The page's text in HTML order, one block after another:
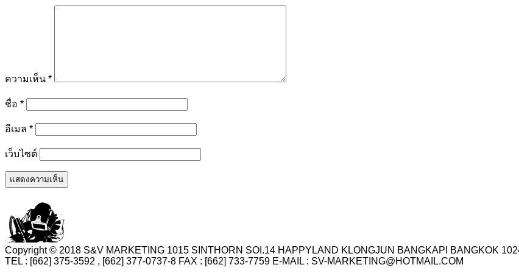
ความเห็น *
ชื่อ *
อีเมล *
เว็บไซต์
Copyright © 2018 S&V MARKETING 1015 SINTHORN SOI.14 HAPPYLAND KLONGJUN BANGKAPI BANGKOK
TEL : [662] 375-3592 , [662] 377-0737-8 FAX : [662] 733-7759 E-MAIL : SV-MARKETING@HOTMAIL.COM